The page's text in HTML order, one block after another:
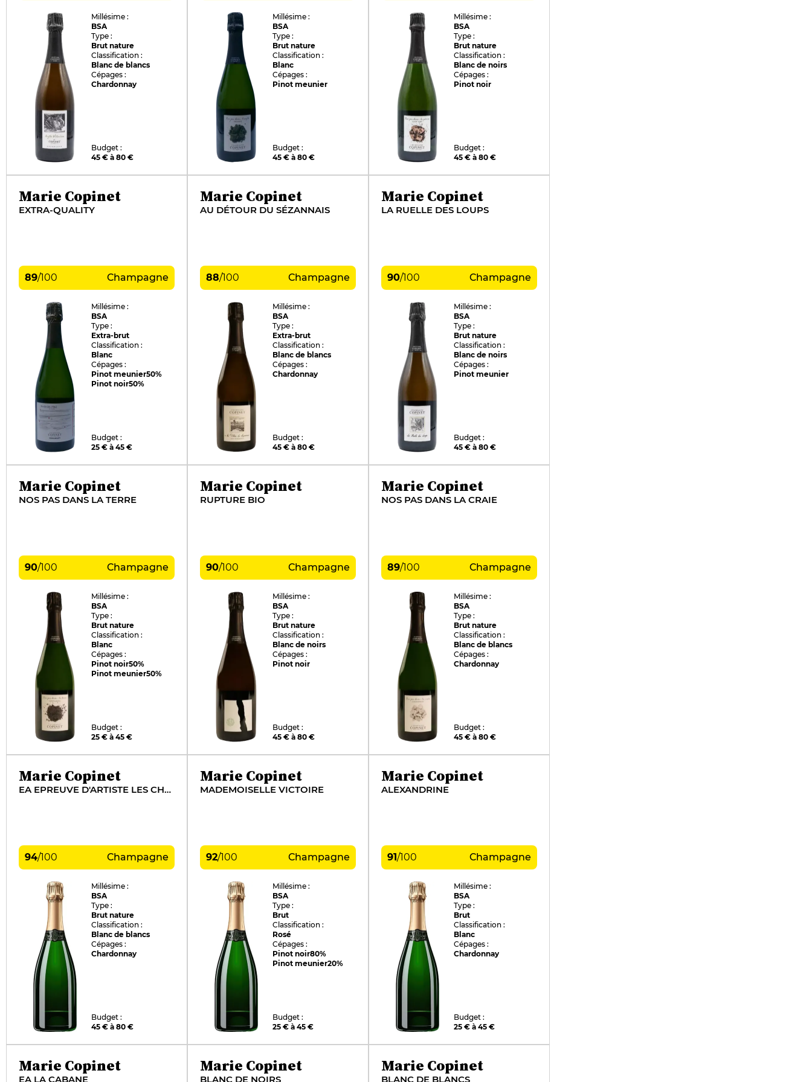
Millésime :
BSA
Type :
Brut nature
Classification :
Blanc de blancs
Cépages :
Chardonnay
Budget :
45 € à 80 €
Millésime :
BSA
Type :
Brut nature
Classification :
Blanc
Cépages :
Pinot meunier
Budget :
45 € à 80 €
Millésime :
BSA
Type :
Brut nature
Classification :
Blanc de noirs
Cépages :
Pinot noir
Budget :
45 € à 80 €
Marie Copinet
EXTRA-QUALITY
89/100 Champagne
Millésime :
BSA
Type :
Extra-brut
Classification :
Blanc
Cépages :
Pinot meunier50%
Pinot noir50%
Budget :
25 € à 45 €
Marie Copinet
AU DÉTOUR DU SÉZANNAIS
88/100 Champagne
Millésime :
BSA
Type :
Extra-brut
Classification :
Blanc de blancs
Cépages :
Chardonnay
Budget :
45 € à 80 €
Marie Copinet
LA RUELLE DES LOUPS
90/100 Champagne
Millésime :
BSA
Type :
Brut nature
Classification :
Blanc de noirs
Cépages :
Pinot meunier
Budget :
45 € à 80 €
Marie Copinet
NOS PAS DANS LA TERRE
90/100 Champagne
Millésime :
BSA
Type :
Brut nature
Classification :
Blanc
Cépages :
Pinot noir50%
Pinot meunier50%
Budget :
25 € à 45 €
Marie Copinet
RUPTURE BIO
90/100 Champagne
Millésime :
BSA
Type :
Brut nature
Classification :
Blanc de noirs
Cépages :
Pinot noir
Budget :
45 € à 80 €
Marie Copinet
NOS PAS DANS LA CRAIE
89/100 Champagne
Millésime :
BSA
Type :
Brut nature
Classification :
Blanc de blancs
Cépages :
Chardonnay
Budget :
45 € à 80 €
Marie Copinet
EA EPREUVE D'ARTISTE LES CHARMOIS
94/100 Champagne
Millésime :
BSA
Type :
Brut nature
Classification :
Blanc de blancs
Cépages :
Chardonnay
Budget :
45 € à 80 €
Marie Copinet
MADEMOISELLE VICTOIRE
92/100 Champagne
Millésime :
BSA
Type :
Brut
Classification :
Rosé
Cépages :
Pinot noir80%
Pinot meunier20%
Budget :
25 € à 45 €
Marie Copinet
ALEXANDRINE
91/100 Champagne
Millésime :
BSA
Type :
Brut
Classification :
Blanc
Cépages :
Chardonnay
Budget :
25 € à 45 €
Marie Copinet
EA LA CABANE
Marie Copinet
BLANC DE NOIRS
Marie Copinet
BLANC DE BLANCS